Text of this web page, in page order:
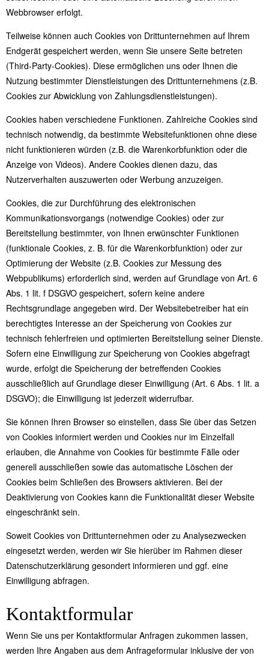
Webbrowser erfolgt.
Teilweise können auch Cookies von Drittunternehmen auf Ihrem
Endgerät gespeichert werden, wenn Sie unsere Seite betreten
(Third-Party-Cookies). Diese ermöglichen uns oder Ihnen die
Nutzung bestimmter Dienstleistungen des Drittunternehmens (z.B.
Cookies zur Abwicklung von Zahlungsdienstleistungen).
Cookies haben verschiedene Funktionen. Zahlreiche Cookies sind
technisch notwendig, da bestimmte Websitefunktionen ohne diese
nicht funktionieren würden (z.B. die Warenkorbfunktion oder die
Anzeige von Videos). Andere Cookies dienen dazu, das
Nutzerverhalten auszuwerten oder Werbung anzuzeigen.
Cookies, die zur Durchführung des elektronischen
Kommunikationsvorgangs (notwendige Cookies) oder zur
Bereitstellung bestimmter, von Ihnen erwünschter Funktionen
(funktionale Cookies, z. B. für die Warenkorbfunktion) oder zur
Optimierung der Website (z.B. Cookies zur Messung des
Webpublikums) erforderlich sind, werden auf Grundlage von Art. 6
Abs. 1 lit. f DSGVO gespeichert, sofern keine andere
Rechtsgrundlage angegeben wird. Der Websitebetreiber hat ein
berechtigtes Interesse an der Speicherung von Cookies zur
technisch fehlerfreien und optimierten Bereitstellung seiner Dienste.
Sofern eine Einwilligung zur Speicherung von Cookies abgefragt
wurde, erfolgt die Speicherung der betreffenden Cookies
ausschließlich auf Grundlage dieser Einwilligung (Art. 6 Abs. 1 lit. a
DSGVO); die Einwilligung ist jederzeit widerrufbar.
Sie können Ihren Browser so einstellen, dass Sie über das Setzen
von Cookies informiert werden und Cookies nur im Einzelfall
erlauben, die Annahme von Cookies für bestimmte Fälle oder
generell ausschließen sowie das automatische Löschen der
Cookies beim Schließen des Browsers aktivieren. Bei der
Deaktivierung von Cookies kann die Funktionalität dieser Website
eingeschränkt sein.
Soweit Cookies von Drittunternehmen oder zu Analysezwecken
eingesetzt werden, werden wir Sie hierüber im Rahmen dieser
Datenschutzerklärung gesondert informieren und ggf. eine
Einwilligung abfragen.
Kontaktformular
Wenn Sie uns per Kontaktformular Anfragen zukommen lassen,
werden Ihre Angaben aus dem Anfrageformular inklusive der von